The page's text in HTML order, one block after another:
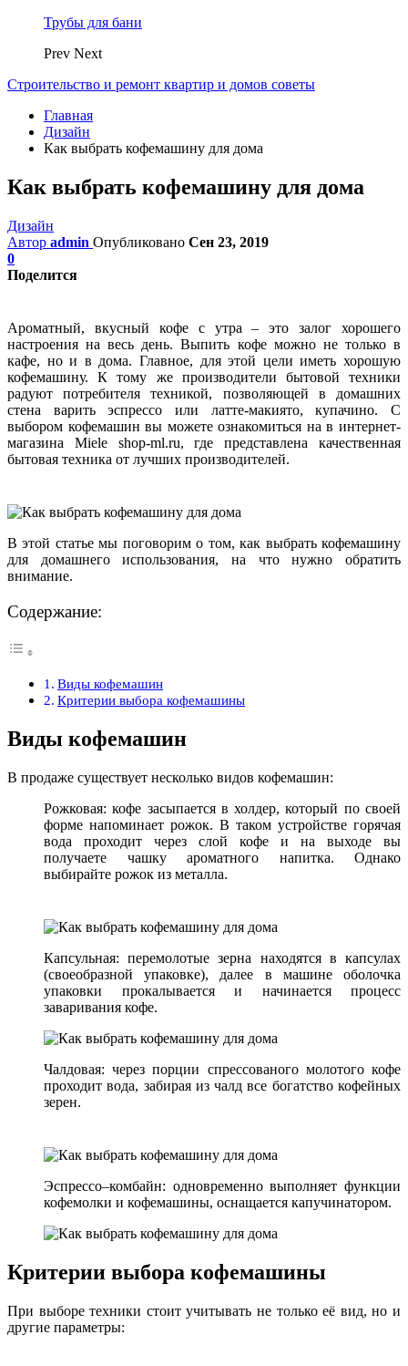
Трубы для бани
Prev Next
Строительство и ремонт квартир и домов советы
Главная
Дизайн
Как выбрать кофемашину для дома
Как выбрать кофемашину для дома
Дизайн
Автор admin Опубликовано Сен 23, 2019
0
Поделится
Ароматный, вкусный кофе с утра – это залог хорошего
настроения на весь день. Выпить кофе можно не только в
кафе, но и в дома. Главное, для этой цели иметь хорошую
кофемашину. К тому же производители бытовой техники
радуют потребителя техникой, позволяющей в домашних
стена варить эспрессо или латте-макиято, купачино. С
выбором кофемашин вы можете ознакомиться на в интернет-
магазина Miele shop-ml.ru, где представлена качественная
бытовая техника от лучших производителей.
В этой статье мы поговорим о том, как выбрать кофемашину
для домашнего использования, на что нужно обратить
внимание.
Содержание:
Виды кофемашин
Критерии выбора кофемашины
Виды кофемашин
В продаже существует несколько видов кофемашин:
Рожковая: кофе засыпается в холдер, который по своей
форме напоминает рожок. В таком устройстве горячая
вода проходит через слой кофе и на выходе вы
получаете чашку ароматного напитка. Однако
выбирайте рожок из металла.
Капсульная: перемолотые зерна находятся в капсулах
(своеобразной упаковке), далее в машине оболочка
упаковки прокалывается и начинается процесс
заваривания кофе.
Чалдовая: через порции спрессованого молотого кофе
проходит вода, забирая из чалд все богатство кофейных
зерен.
Эспрессо–комбайн: одновременно выполняет функции
кофемолки и кофемашины, оснащается капучинатором.
Критерии выбора кофемашины
При выборе техники стоит учитывать не только её вид, но и
другие параметры: